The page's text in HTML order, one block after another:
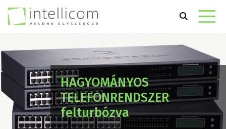
HAGYOMÁNYOS
TELEFONRENDSZER
felturbózva